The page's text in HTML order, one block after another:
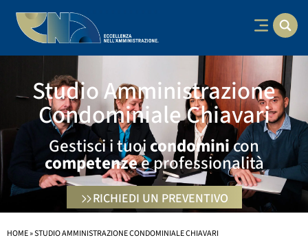
Studio Amministrazione
Condominiale Chiavari
Gestisci i tuoicondominicon
competenzee professionalità
RICHIEDI UN PREVENTIVO
HOME»STUDIO AMMINISTRAZIONE CONDOMINIALE CHIAVARI